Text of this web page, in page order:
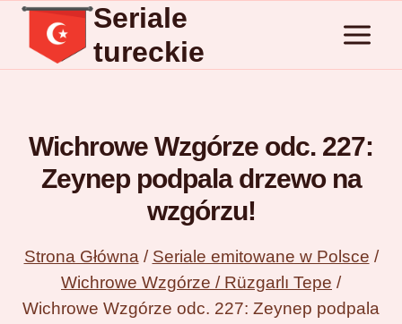
Przejdź
treści
Seriale
tureckie
Wichrowe Wzgórze odc. 227:
Zeynep podpala drzewo na
wzgórzu!
Strona Główna / Seriale emitowane w Polsce /
Wichrowe Wzgórze / Rüzgarlı Tepe /
Wichrowe Wzgórze odc. 227: Zeynep podpala